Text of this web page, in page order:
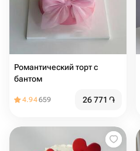
Романтический торт с
бантом
4.94659 26 771 ֏